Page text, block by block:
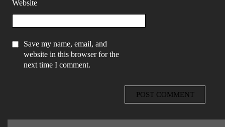
Website
Save my name, email, and
website in this browser for the
next time I comment.